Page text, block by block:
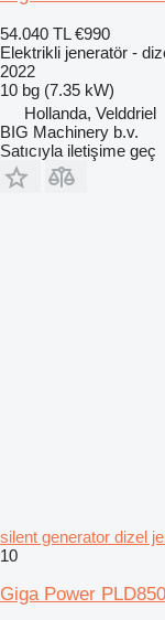
54.040 TL €990
Elektrikli jeneratör -
2022
10 bg (7.35 kW)
Hollanda, Velddriel
BIG Machinery b.v.
Satıcıyla iletişime geç
silent generator dizel
10
Giga Power